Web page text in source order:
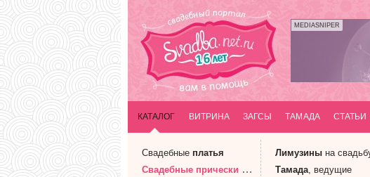
MEDIASNIPER
КАТАЛОГ ВИТРИНА ЗАГСЫ ТАМАДА СТАТЬИ
Свадебные платья
Свадебные прически
Лимузины на
Тамада, ведущие